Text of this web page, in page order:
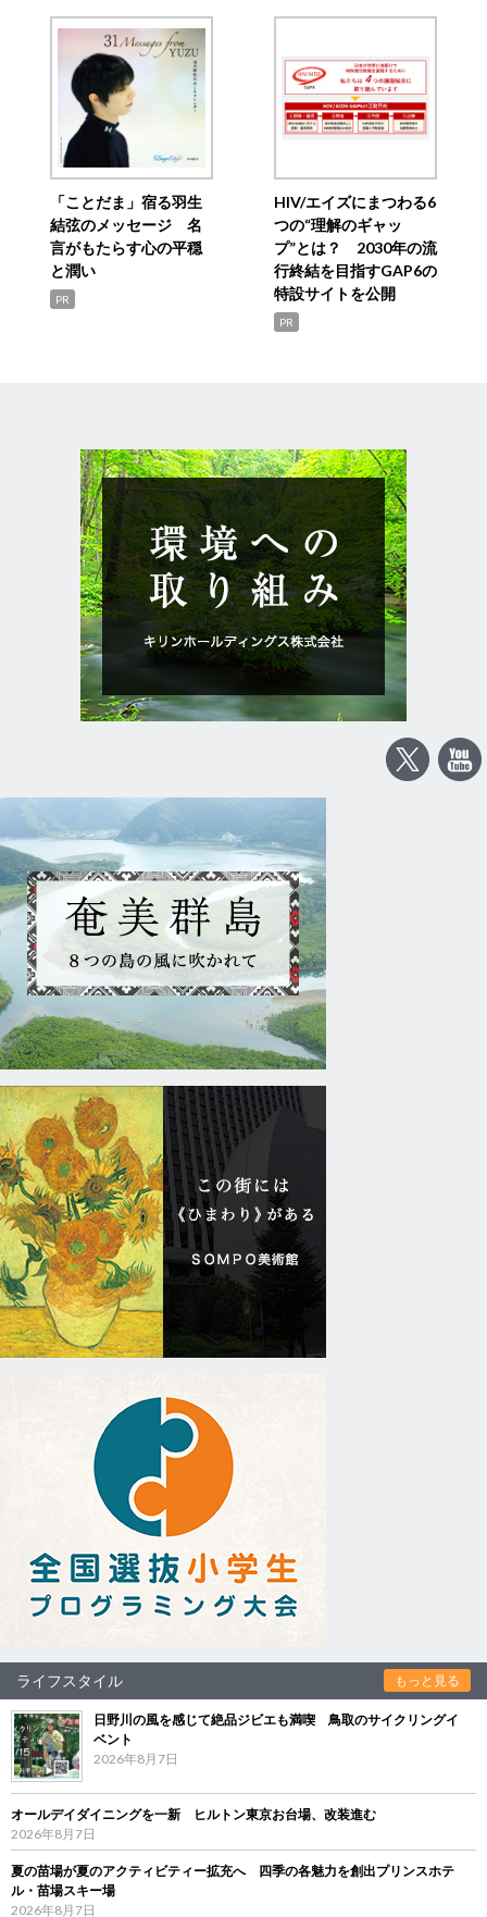
「ことだま」宿る羽生
結弦のメッセージ 名
言がもたらす心の平穏
と潤い
PR
HIV/エイズにまつわる6
つの“理解のギャッ
プ”とは？ 2030年の流
行終結を目指すGAP6の
特設サイトを公開
PR
ライフスタイル もっと見る
日野川の風を感じて絶品ジビエも満喫 鳥取のサイクリングイ
ベント
2026年8月7日
オールデイダイニングを一新 ヒルトン東京お台場、改装進む
2026年8月7日
夏の苗場が夏のアクティビティー拡充へ 四季の各魅力を創出プリンスホテ
ル・苗場スキー場
2026年8月7日